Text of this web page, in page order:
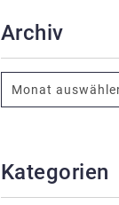
Archiv
Kategorien